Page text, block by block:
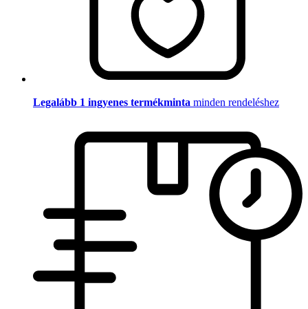
Legalább 1 ingyenes termékminta minden rendeléshez